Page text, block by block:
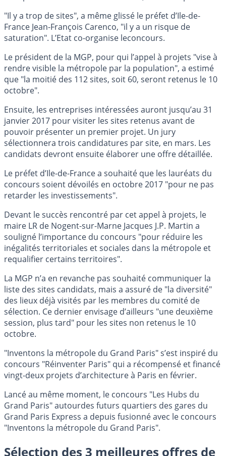
"Il y a trop de sites", a même glissé le préfet d’Ile-de-
France Jean-François Carenco, "il y a un risque de
saturation". L’Etat co-organise leconcours.
Le président de la MGP, pour qui l’appel à projets "vise à
rendre visible la métropole par la population", a estimé
que "la moitié des 112 sites, soit 60, seront retenus le 10
octobre".
Ensuite, les entreprises intéressées auront jusqu’au 31
janvier 2017 pour visiter les sites retenus avant de
pouvoir présenter un premier projet. Un jury
sélectionnera trois candidatures par site, en mars. Les
candidats devront ensuite élaborer une offre détaillée.
Le préfet d’Ile-de-France a souhaité que les lauréats du
concours soient dévoilés en octobre 2017 "pour ne pas
retarder les investissements".
Devant le succès rencontré par cet appel à projets, le
maire LR de Nogent-sur-Marne Jacques J.P. Martin a
souligné l’importance du concours "pour réduire les
inégalités territoriales et sociales dans la métropole et
requalifier certains territoires".
La MGP n’a en revanche pas souhaité communiquer la
liste des sites candidats, mais a assuré de "la diversité"
des lieux déjà visités par les membres du comité de
sélection. Ce dernier envisage d’ailleurs "une deuxième
session, plus tard" pour les sites non retenus le 10
octobre.
"Inventons la métropole du Grand Paris" s’est inspiré du
concours "Réinventer Paris" qui a récompensé et financé
vingt-deux projets d’architecture à Paris en février.
Lancé au même moment, le concours "Les Hubs du
Grand Paris" autourdes futurs quartiers des gares du
Grand Paris Express a depuis fusionné avec le concours
"Inventons la métropole du Grand Paris".
Sélection des 3 meilleures offres de